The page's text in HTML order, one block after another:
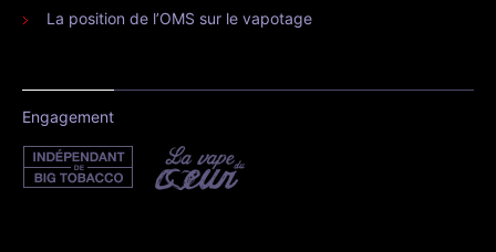
La position de l’OMS sur le vapotage
Engagement